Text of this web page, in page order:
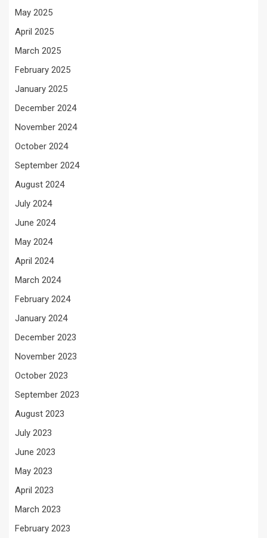
May 2025
April 2025
March 2025
February 2025
January 2025
December 2024
November 2024
October 2024
September 2024
August 2024
July 2024
June 2024
May 2024
April 2024
March 2024
February 2024
January 2024
December 2023
November 2023
October 2023
September 2023
August 2023
July 2023
June 2023
May 2023
April 2023
March 2023
February 2023